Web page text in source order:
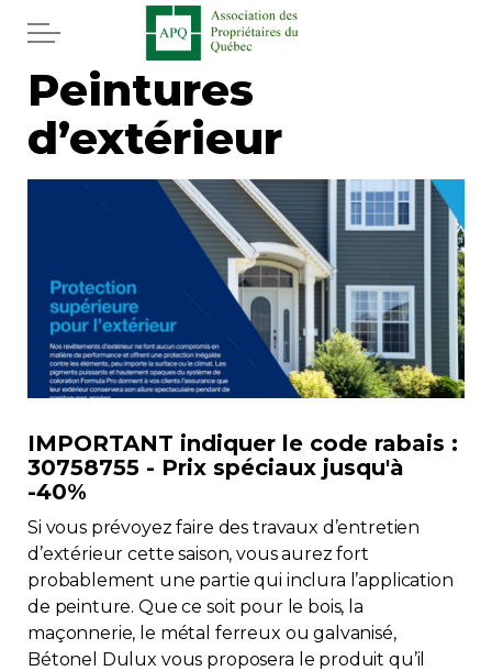
Aller au contenu principal
Accueil
Services
Journal
Juridique
Mot de l'éditeur
Divers
Immobilier
Réglementation
Copropriété
Peintures
d’extérieur
IMPORTANT indiquer le code rabais :
30758755 - Prix spéciaux jusqu'à
-40%
Si vous prévoyez faire des travaux d’entretien
d’extérieur cette saison, vous aurez fort
probablement une partie qui inclura l’application
de peinture. Que ce soit pour le bois, la
maçonnerie, le métal ferreux ou galvanisé,
Bétonel Dulux vous proposera le produit qu’il